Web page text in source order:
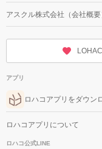
アスクル株式会社（会社概要
アプリ
ロハコアプリをダウン
ロハコアプリについて
ロハコ公式LINE